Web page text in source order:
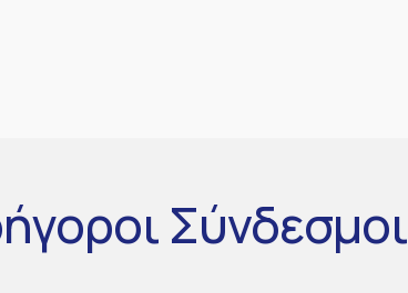
Σύνδεσμοι